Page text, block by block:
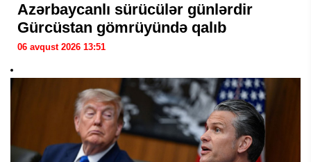
Azərbaycanlı sürücülər günlərdir
Gürcüstan gömrüyündə qalıb
06 avqust 2026 13:51